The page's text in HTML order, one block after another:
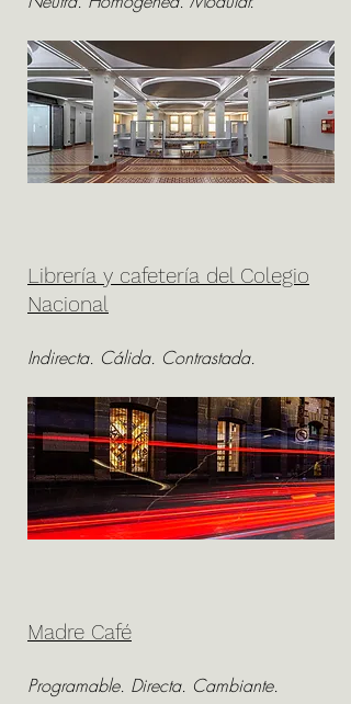
Librería y cafetería del Colegio
Nacional
Indirecta. Cálida. Contrastada.
Madre Café
Programable. Directa. Cambiante.